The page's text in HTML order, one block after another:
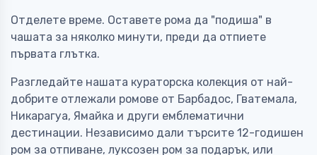
Отделете време. Оставете рома да "подиша" в
чашата за няколко минути, преди да отпиете
първата глътка.
Разгледайте нашата кураторска колекция от най-
добрите отлежали ромове от Барбадос, Гватемала,
Никарагуа, Ямайка и други емблематични
дестинации. Независимо дали търсите 12-годишен
ром за отпиване, луксозен ром за подарък, или